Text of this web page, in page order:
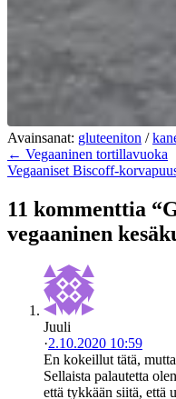
Avainsanat: gluteeniton /
← Vegaaninen tortillavuoka
Vegaaniset Biscoff-
11 kommenttia
vegaaninen
Juuli
·2.10.2020 10:59
En kokeillut tätä,
Sellaista palautetta
että tykkään siitä, että